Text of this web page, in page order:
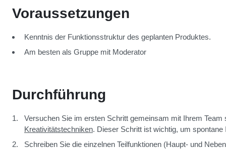
Voraussetzungen
Kenntnis der Funktionsstruktur des geplanten Produktes.
Am besten als Gruppe mit Moderator
Durchführung
Versuchen Sie im ersten Schritt gemeinsam mit Ihrem
Kreativitätstechniken. Dieser Schritt ist wichtig, um
Schreiben Sie die einzelnen Teilfunktionen (Haupt- und